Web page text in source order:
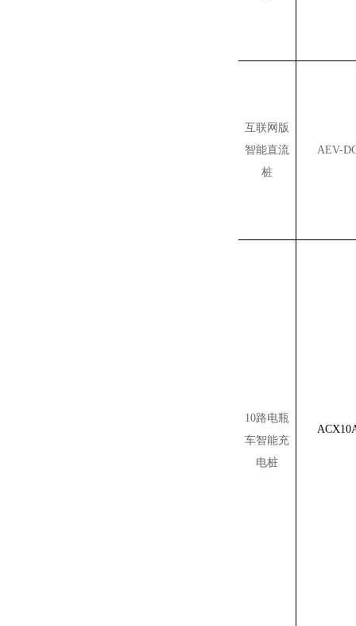
互联网版
智能直流
桩
AEV-
10路电瓶
车智能充
电桩